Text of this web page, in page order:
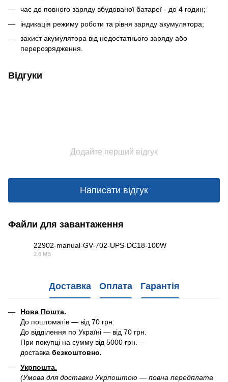
час до повного заряду вбудованої батареї - до 4 годин;
індикація режиму роботи та рівня заряду акумулятора;
захист акумулятора від недостатнього заряду або
перерозрядження.
Відгуки
Додайте перший відгук
Написати відгук
Файли для завантаження
22902-manual-GV-702-UPS-DC18-100W
2.6 МБ
Доставка Оплата Гарантія
Нова Пошта.
До поштоматів — від 70 грн.
До відділення по Україні — від 70 грн.
При покупці на сумму від 5000 грн. —
доставка безкоштовно.
Укрпошта.
(Умова для доставки Укрпоштою — повна передплата